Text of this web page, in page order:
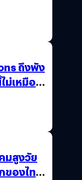
ถึงพัง
ม่เหมือน
มสูงวัย
ของไทย